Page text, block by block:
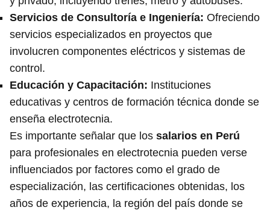
Servicios de Consultoría e Ingeniería: Ofreciendo
servicios especializados en proyectos que
involucren componentes eléctricos y sistemas de
control.
Educación y Capacitación: Instituciones
educativas y centros de formación técnica donde se
enseña electrotecnia.
Es importante señalar que los salarios en Perú
para profesionales en electrotecnia pueden verse
influenciados por factores como el grado de
especialización, las certificaciones obtenidas, los
años de experiencia, la región del país donde se